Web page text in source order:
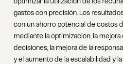
optimizar la utilización de los
gastos con precisión. Los
con un ahorro potencial de costos
mediante la optimización, la mejora
decisiones, la mejora de la
y el aumento de la escalabilidad y